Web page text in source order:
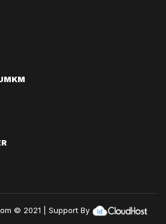
© 2021 | Support By